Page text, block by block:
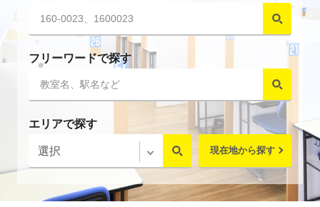
フリーワードで探す
エリアで探す
現在地から探す